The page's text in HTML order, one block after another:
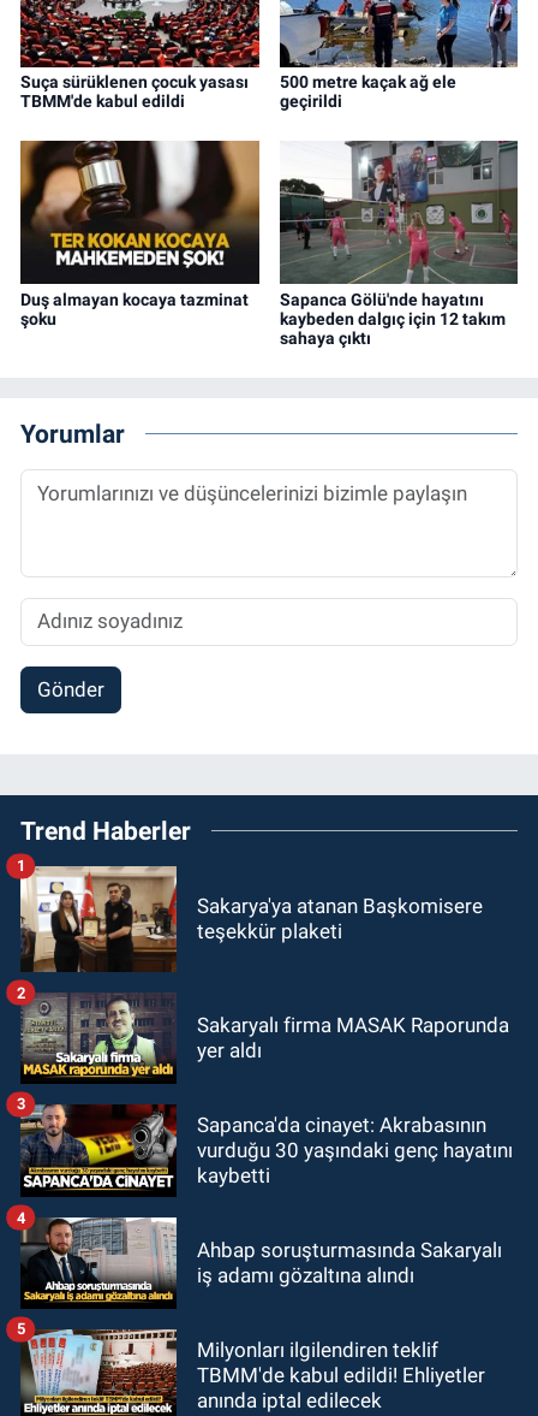
Suça sürüklenen çocuk yasası
TBMM'de kabul edildi
500 metre kaçak ağ ele
geçirildi
Duş almayan kocaya tazminat
şoku
Sapanca Gölü'nde hayatını
kaybeden dalgıç için 12 takım
sahaya çıktı
Yorumlar
Gönder
Trend Haberler
Sakarya'ya atanan Başkomisere
teşekkür plaketi
1
Sakaryalı firma MASAK Raporunda
yer aldı
2
Sapanca'da cinayet: Akrabasının
vurduğu 30 yaşındaki genç hayatını
kaybetti
3
Ahbap soruşturmasında Sakaryalı
iş adamı gözaltına alındı
4
Milyonları ilgilendiren teklif
TBMM'de kabul edildi! Ehliyetler
anında iptal edilecek
5